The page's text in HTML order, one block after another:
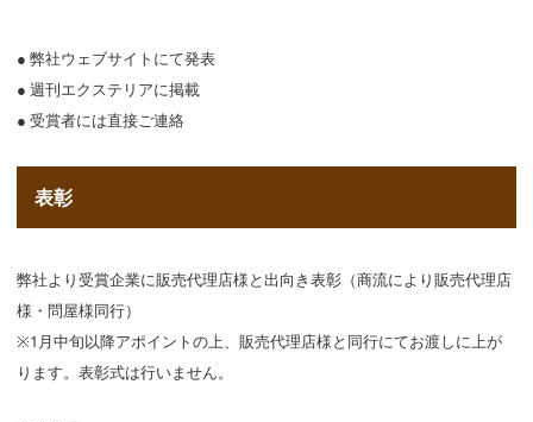
● 弊社ウェブサイトにて発表
● 週刊エクステリアに掲載
● 受賞者には直接ご連絡
表彰
弊社より受賞企業に販売代理店様と出向き表彰（商流により販売代理店
様・問屋様同行）
※1月中旬以降アポイントの上、販売代理店様と同行にてお渡しに上が
ります。表彰式は行いません。